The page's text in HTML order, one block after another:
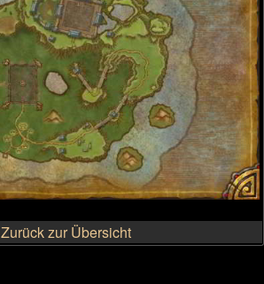
Zurück zur Übersicht